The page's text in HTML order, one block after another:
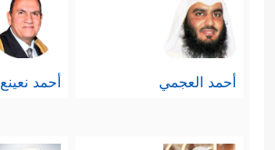
أحمد العجمي أحمد نعينع